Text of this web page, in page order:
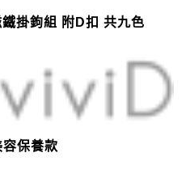
掛鉤組 附D扣 共九色
保養款